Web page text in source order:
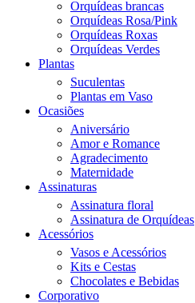
Orquídeas brancas
Orquídeas Rosa/Pink
Orquídeas Roxas
Orquídeas Verdes
Plantas
Suculentas
Plantas em Vaso
Ocasiões
Aniversário
Amor e Romance
Agradecimento
Maternidade
Assinaturas
Assinatura floral
Assinatura de Orquídeas
Acessórios
Vasos e Acessórios
Kits e Cestas
Chocolates e Bebidas
Corporativo